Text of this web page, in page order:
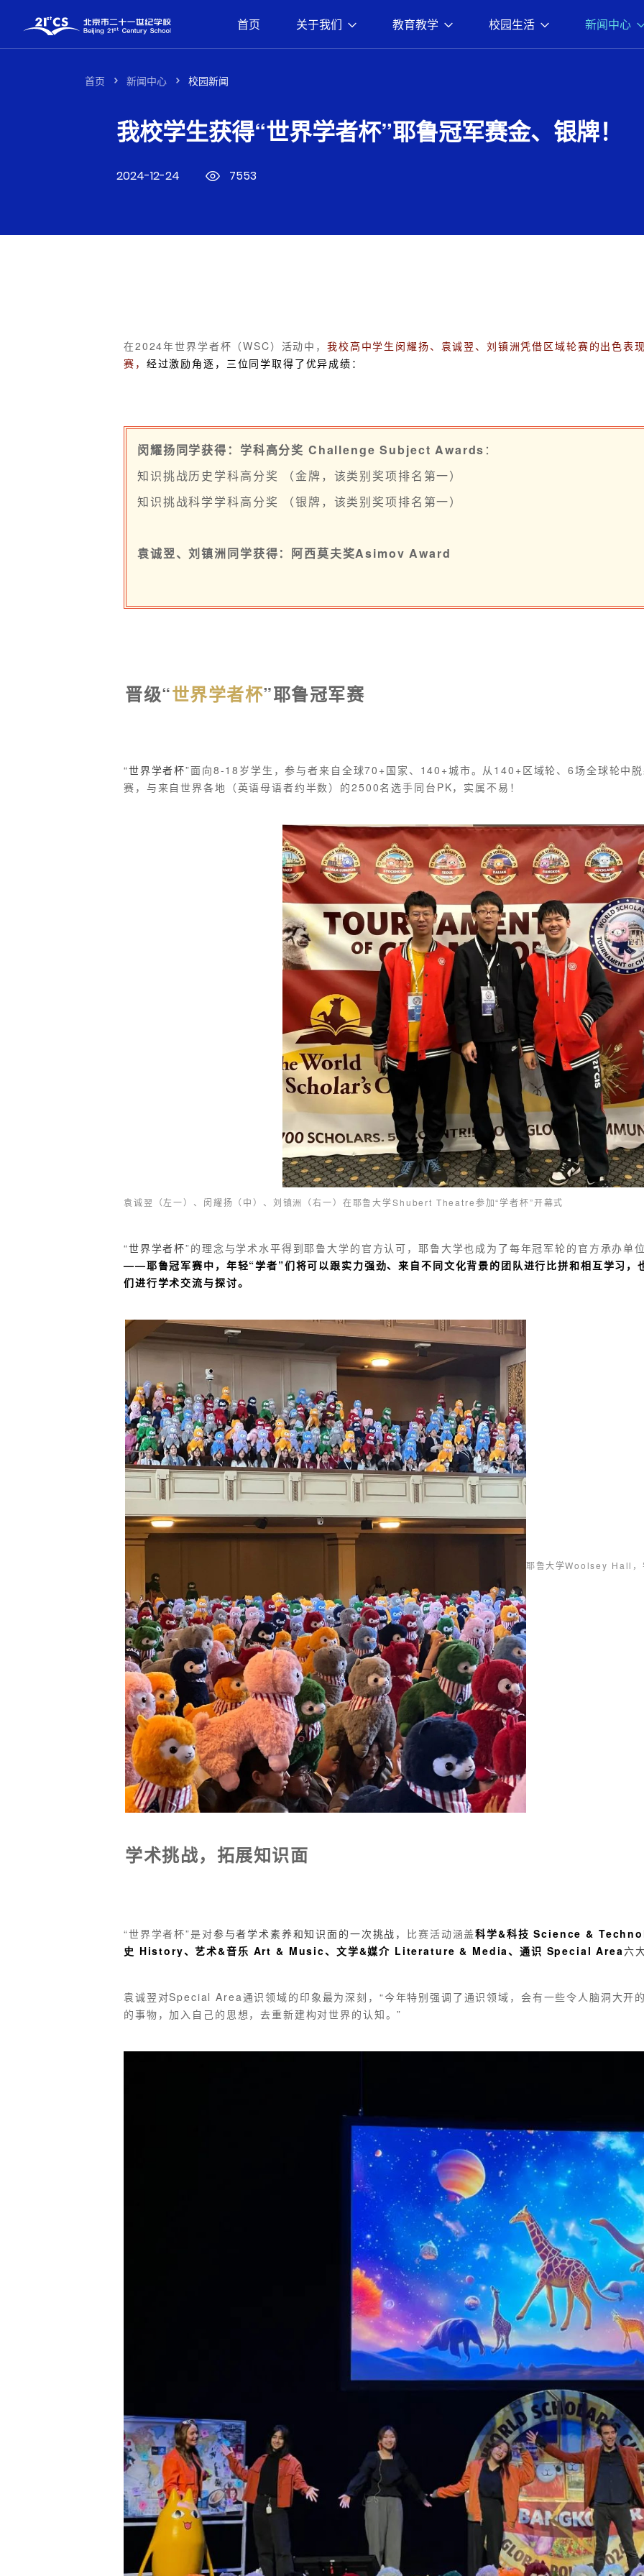
首页 关于我们 教育教学 校园生活 新闻中心
首页 新闻中心 校园新闻
我校学生获得“世界学者杯”耶鲁冠军赛金、银牌！
2024-12-24 7553
在2024年世界学者杯（WSC）活动中， 我校高中学生闵耀扬、袁诚翌、刘镇洲凭借区域轮赛的出色表
赛， 经过激励角逐，三位同学取得了优异成绩：
闵耀扬同学获得：学科高分奖 Challenge Subject Awards ：
知识挑战历史学科高分奖 （金牌，该类别奖项排名第一）
知识挑战科学学科高分奖 （银牌，该类别奖项排名第一）
袁诚翌、刘镇洲同学获得：阿西莫夫奖Asimov Award
晋级“世界学者杯”耶鲁冠军赛
“世界学者杯”面向8-18岁学生，参与者来自全球70+国家、140+城市。从140+区域轮、6场全球轮中
赛，与来自世界各地（英语母语者约半数）的2500名选手同台PK，实属不易！
袁诚翌（左一）、闵耀扬（中）、刘镇洲（右一）在耶鲁大学Shubert Theatre参加“学者杯”开幕式
“世界学者杯”的理念与学术水平得到耶鲁大学的官方认可，耶鲁大学也成为了每年冠军轮的官方承办单位
——耶鲁冠军赛中， 年轻“学者”们将可以跟实力强劲、来自不同文化背景的团队进行比拼和相互学习，
们进行学术交流与探讨。
耶鲁大学Woolsey Hall，
学术挑战，拓展知识面
“世界学者杯”是对参与者学术素养和知识面的一次挑战， 比赛活动涵盖科学&科技 Science &
史 History、艺术&音乐 Art & Music、文学&媒介 Literature & Media、通识 Special Area六
袁诚翌对Special Area通识领域的印象最为深刻，“今年特别强调了通识领域，会有一些令人脑洞大开
的事物，加入自己的思想，去重新建构对世界的认知。”